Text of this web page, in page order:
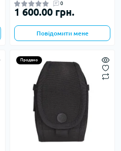
0
1 600.00 грн.
Повідомити мене
Продано